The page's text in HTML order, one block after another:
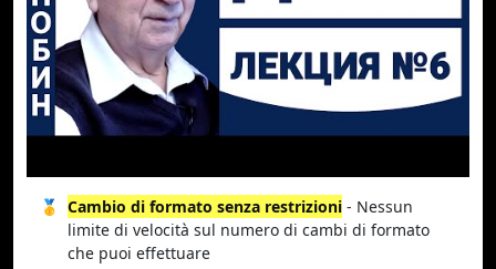
🥇 Cambio di formato senza restrizioni - Nessun
limite di velocità sul numero di cambi di formato
che puoi effettuare